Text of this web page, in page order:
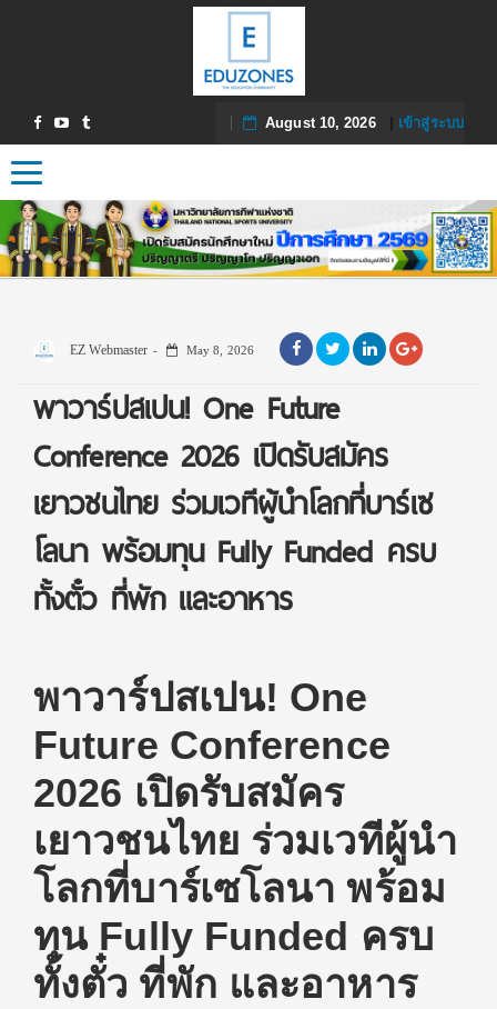
August 10, 2026| เข้าสู่ระบบ
Toggle navigation
EZ Webmaster May 8, 2026
พาวาร์ปสเปน! One Future
Conference 2026 เปิดรับสมัคร
เยาวชนไทย ร่วมเวทีผู้นำโลกที่บาร์เซ
โลนา พร้อมทุน Fully Funded ครบ
ทั้งตั๋ว ที่พัก และอาหาร
พาวาร์ปสเปน! One
Future Conference
2026 เปิดรับสมัคร
เยาวชนไทย ร่วมเวทีผู้นำ
โลกที่บาร์เซโลนา พร้อม
ทุน Fully Funded ครบ
ทั้งตั๋ว ที่พัก และอาหาร